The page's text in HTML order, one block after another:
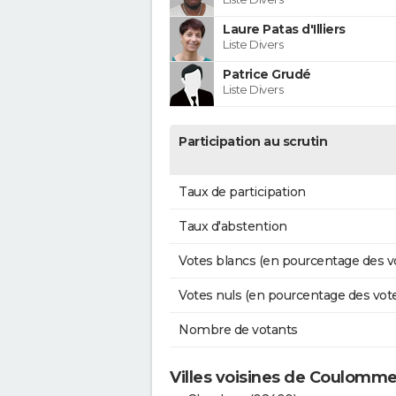
Laure Patas d'Illiers
Liste Divers
Patrice Grudé
Liste Divers
Participation au scrutin
Taux de participation
Taux d'abstention
Votes blancs (en pourcentage des
Votes nuls (en pourcentage des
Nombre de votants
Villes voisines de